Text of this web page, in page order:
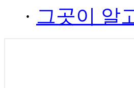
· 그곳이 알